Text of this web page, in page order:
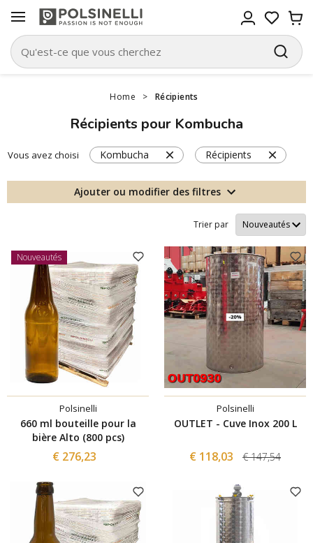
Home > Récipients
Récipients pour Kombucha
Vous avez choisi Kombucha Récipients
Ajouter ou modifier des filtres
Trier par
Nouveautés
Polsinelli
660 ml bouteille pour la
bière Alto (800 pcs)
€ 276,23
Polsinelli
OUTLET - Cuve Inox 200 L
€ 118,03 € 147,54